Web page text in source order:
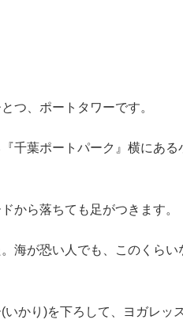
つ、ポートタワーです。
千葉ポートパーク』横にある
から落ちても足がつきます。
海が恐い人でも、このくらい
かり)を下ろして、ヨガレッス